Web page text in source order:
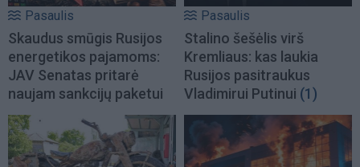
Pasaulis
Skaudus smūgis Rusijos
energetikos pajamoms:
JAV Senatas pritarė
naujam sankcijų paketui
Pasaulis
Stalino šešėlis virš
Kremliaus: kas laukia
Rusijos pasitraukus
Vladimirui Putinui (1)